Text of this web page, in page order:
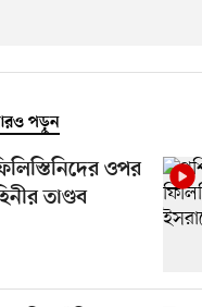
পড়ুন
ওপর
তাণ্ডব